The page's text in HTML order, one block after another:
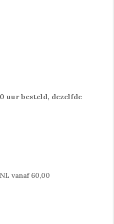
uur besteld, dezelfde
vanaf 60,00